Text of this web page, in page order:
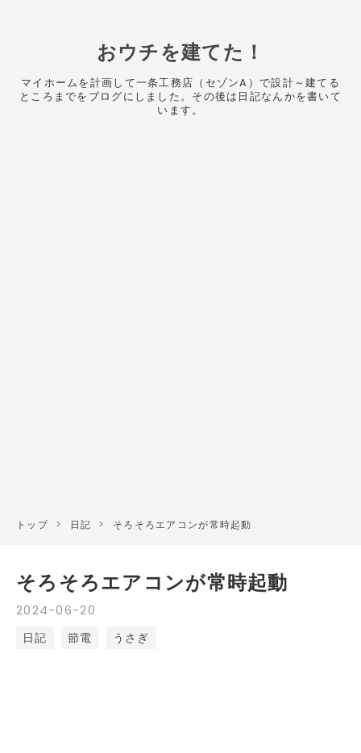
おウチを建てた！
マイホームを計画して一条工務店（セゾンA）で設計～建てる
ところまでをブログにしました。その後は日記なんかを書いて
います。
トップ > 日記 > そろそろエアコンが常時起動
2024-06-20
そろそろエアコンが常時起動
日記 節電 うさぎ